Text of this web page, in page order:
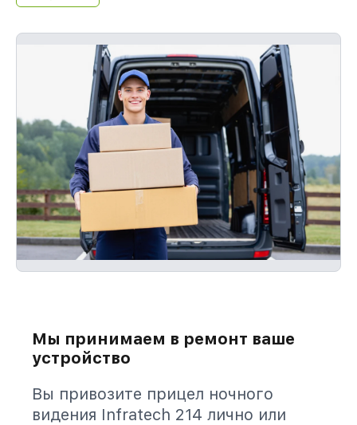
Мы принимаем в ремонт ваше
устройство
Вы привозите прицел ночного
видения Infratech 214 лично или